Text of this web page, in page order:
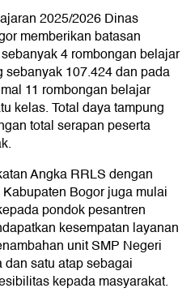
2025/2026 Dinas
memberikan batasan
4 rombongan belajar
107.424 dan pada
11 rombongan belajar
kelas. Total daya tampung
total serapan peserta
Angka RRLS dengan
Bogor juga mulai
pondok pesantren
kesempatan layanan
unit SMP Negeri
satu atap sebagai
kepada masyarakat.